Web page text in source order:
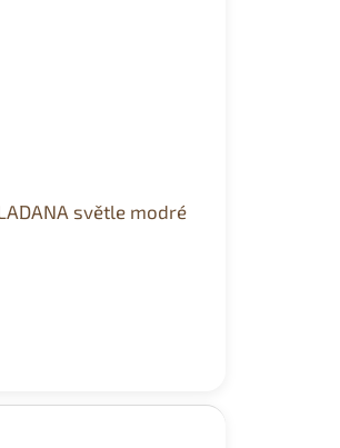
světle modré